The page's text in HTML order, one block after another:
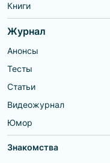
Книги
Журнал
Анонсы
Тесты
Статьи
Видеожурнал
Юмор
Знакомства